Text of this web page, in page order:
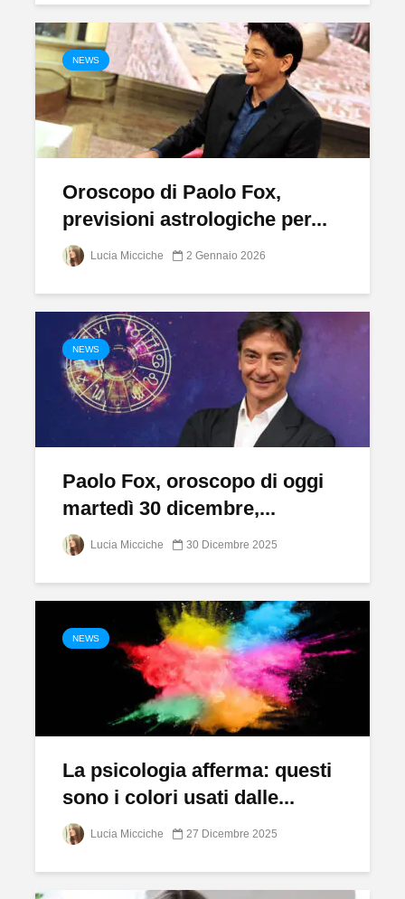
NEWS
Oroscopo di Paolo Fox,
previsioni astrologiche per...
Lucia Micciche 2 Gennaio 2026
NEWS
Paolo Fox, oroscopo di oggi
martedì 30 dicembre,...
Lucia Micciche 30 Dicembre 2025
NEWS
La psicologia afferma: questi
sono i colori usati dalle...
Lucia Micciche 27 Dicembre 2025